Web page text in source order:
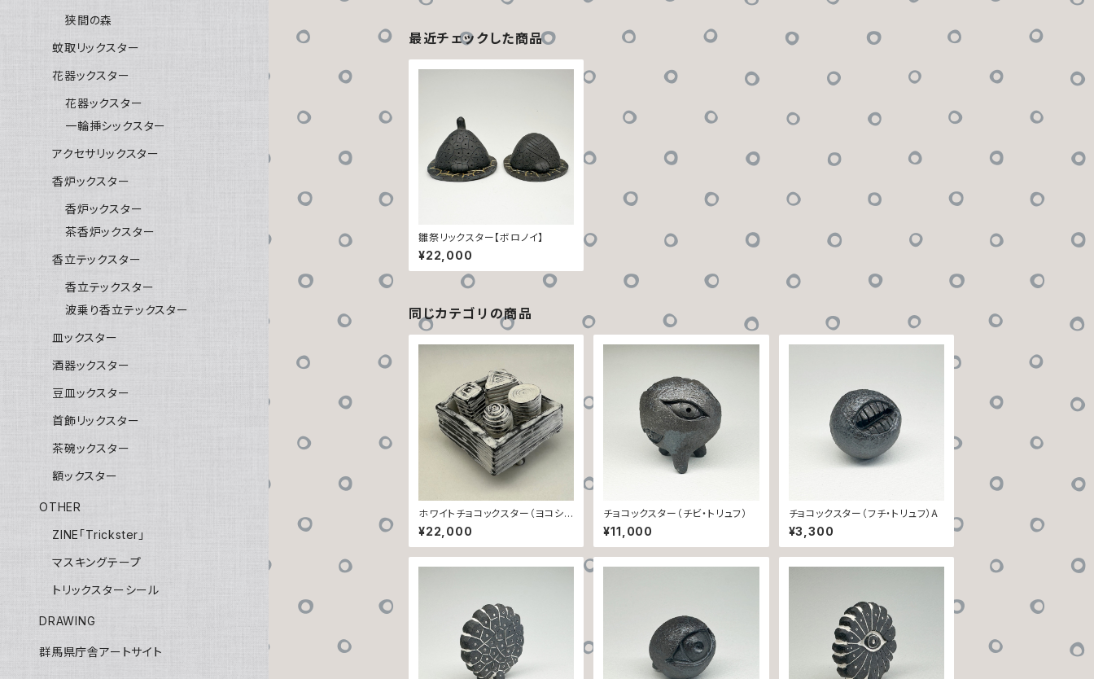
最近チェックした商品
雛祭リックスター【ボロノイ】
¥22,000
同じカテゴリの商品
ホワイトチョコックスター（ヨコシ
マ）四人セット・箱ックスター入り
【A】
¥22,000
チョコックスター（チビ・トリュフ）
¥11,000
チョコックスター（フチ・トリュフ）A
¥3,300
狭間の森
蚊取リックスター
花器ックスター
花器ックスター
一輪挿シックスター
アクセサリックスター
香炉ックスター
香炉ックスター
茶香炉ックスター
香立テックスター
香立テックスター
波乗り香立テックスター
皿ックスター
酒器ックスター
豆皿ックスター
首飾リックスター
茶碗ックスター
額ックスター
OTHER
ZINE「Trickster」
マスキングテープ
トリックスターシール
DRAWING
群馬県庁舎アートサイト